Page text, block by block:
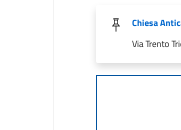
Chiesa
Via Trento